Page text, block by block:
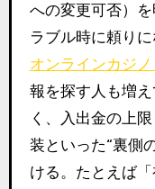
への変更可否）
ラブル時に頼り
オンラインカジ
報を探す人も増
く、入出金の上
装といった“裏側
ける。たとえば